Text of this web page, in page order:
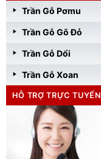
Trần Gỗ Pơmu
Trần Gỗ Gõ Đỏ
Trần Gỗ Dổi
Trần Gỗ Xoan
HỖ TRỢ TRỰC TUYẾN